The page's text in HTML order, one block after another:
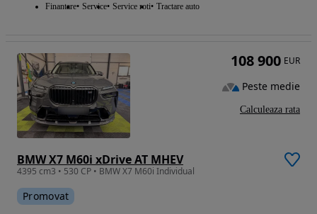
Finantare Service Service roti Tractare auto
BMW X7 M60i xDrive AT MHEV
4395 cm3 • 530 CP • BMW X7 M60i Individual
Promovat
108 900 EUR
Peste medie
Calculeaza rata